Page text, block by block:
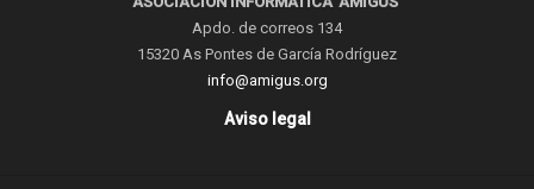
Apdo. de correos 134
15320 As Pontes de García Rodríguez
info@amigus.org
Aviso legal